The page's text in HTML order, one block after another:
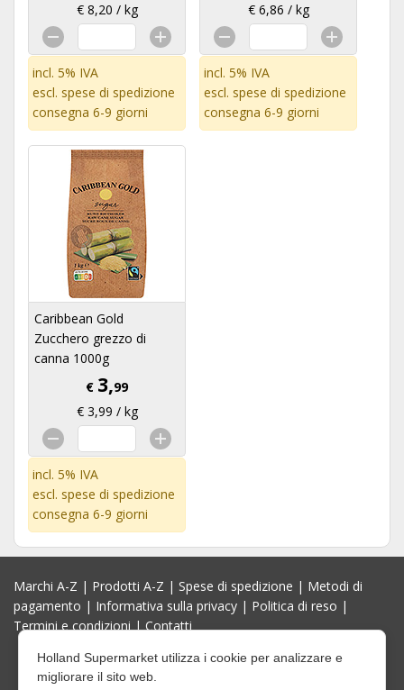
€ 8,20 / kg
incl. 5% IVA
escl. spese di spedizione
consegna 6-9 giorni
€ 6,86 / kg
incl. 5% IVA
escl. spese di spedizione
consegna 6-9 giorni
Caribbean Gold
Zucchero grezzo di
canna 1000g
€ 3,99
€ 3,99 / kg
incl. 5% IVA
escl. spese di spedizione
consegna 6-9 giorni
Marchi A-Z | Prodotti A-Z | Spese di spedizione | Metodi di
pagamento | Informativa sulla privacy | Politica di reso |
Termini e condizioni|Contatti
Holland Supermarket utilizza i cookie per analizzare e
migliorare il sito web.